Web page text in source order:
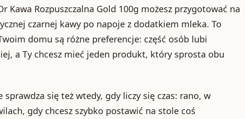
Kawa Rozpuszczalna Gold 100g możesz przygotować na
czarnej kawy po napoje z dodatkiem mleka. To
domu są różne preferencje: część osób lubi
a Ty chcesz mieć jeden produkt, który sprosta obu
sprawdza się też wtedy, gdy liczy się czas: rano, w
gdy chcesz szybko postawić na stole coś